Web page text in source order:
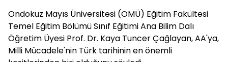
Ondokuz Mayıs Üniversitesi (OMÜ) Eğitim Fakültesi
Temel Eğitim Bölümü Sınıf Eğitimi Ana Bilim Dalı
Öğretim Üyesi Prof. Dr. Kaya Tuncer Çağlayan, AA'ya,
Milli Mücadele'nin Türk tarihinin en önemli